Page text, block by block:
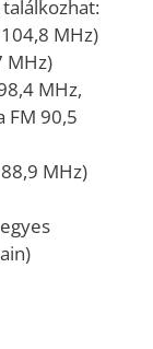
MHz)
MHz)
MHz,
FM 90,5
MHz)